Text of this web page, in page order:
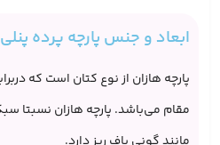
ابعاد و جنس پارچه پرده
پارچه هازان از نوع کتان است که
مقام می‌باشد. پارچه هازان نسبتا